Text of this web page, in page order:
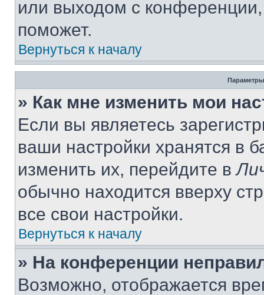
или выходом с
поможет.
Вернуться к началу
Параметры
» Как мне изменить мои
Если вы являетесь
ваши настройки хранятся в
изменить их, перейдите в
обычно находится вверху
все свои настройки.
Вернуться к началу
» На конференции
Возможно, отображается